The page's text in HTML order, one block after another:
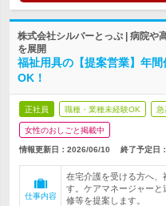
株式会社シルバーとっぷ | 病院や
を展開
福祉用具の【提案営業】年
OK！
正社員 職種・業種未経験OK 急
女性のおしごと掲載中
情報更新日：2026/06/10 終了予定日：
仕事内容
在宅介護を受ける方へ、
す。ケアマネージャー
修等を提案します。